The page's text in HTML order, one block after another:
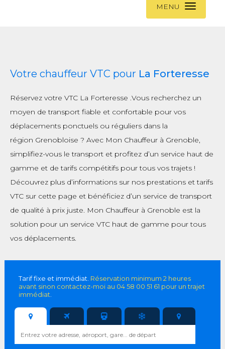
MENU
Votre chauffeur VTC pour La Forteresse
Réservez votre VTC La Forteresse .Vous recherchez un
moyen de transport fiable et confortable pour vos
déplacements ponctuels ou réguliers dans la
région Grenobloise ? Avec Mon Chauffeur à Grenoble,
simplifiez-vous le transport et profitez d’un service haut de
gamme et de tarifs compétitifs pour tous vos trajets !
Découvrez plus d’informations sur nos prestations et tarifs
VTC sur cette page et bénéficiez d’un service de transport
de qualité à prix juste. Mon Chauffeur à Grenoble est la
solution pour un service VTC haut de gamme pour tous
vos déplacements.
Tarif fixe et immédiat. Réservation minimum 2 heures
avant sinon contactez-moi au 04 58 00 51 61 pour un trajet
immédiat